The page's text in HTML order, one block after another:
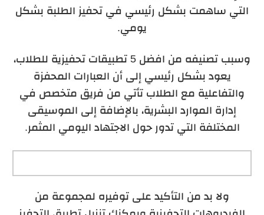
التي ساهمت بشكل رئيسي في تحفيز الطلبة بشكل
يومي.
وسبب تصنيفه من افضل 5 تطبيقات تحفيزية للطلاب،
يعود بشكل رئيسي إلى أن العبارات المحفزة
والتفاعلية مع الطلاب تأتي من فريق متخصص في
إدارة الموارد البشرية، بالإضافة إلى الموسيقى
المختلفة التي تدور حول الاجتهاد اليومي المثمر.
ولا بد من التأكيد على توفيره لمجموعة من